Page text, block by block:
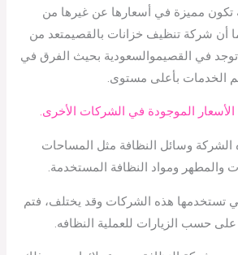
مميزة في أسعارها عن غيرها من
أن شركة تنظيف خزانات بالقصيمتعد من
في القصيموالسعودية بحيث الفرق في
الخدمات بأعلى مستوى.
الأسعار الموجودة في الشركات الأخرى.
الشركة وسائل النظافة مثل المساحات
والمطهر ومواد النظافة المستخدمة.
تستخدمها هذه الشركات وقد يختلف، فتم
حسب الزيارات للعملية النظافه.